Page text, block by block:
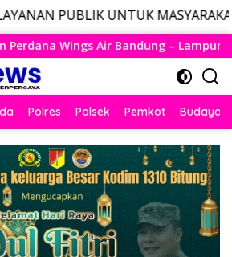
MASYARAKAT, LAYANAN
Resmi Mengudara, Husein
Polres Polsek Pemkot Budaya